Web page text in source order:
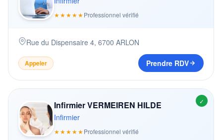
★★★★★Professionnel vérifié
Rue du Dispensaire 4, 6700 ARLON
Appeler Prendre RDV
✓
Infirmier VERMEIREN HILDE
Infirmier
★★★★★Professionnel vérifié